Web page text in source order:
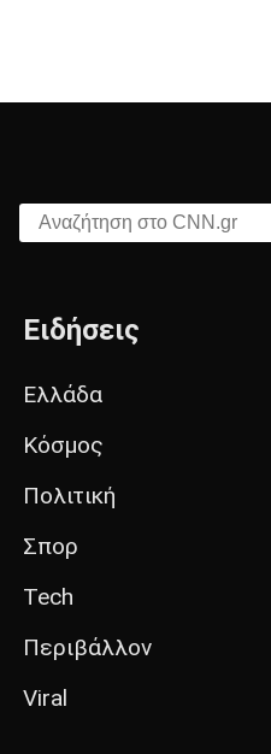
Αναζήτηση στο CNN.gr
Ειδήσεις
Ελλάδα
Κόσμος
Πολιτική
Σπορ
Tech
Περιβάλλον
Viral